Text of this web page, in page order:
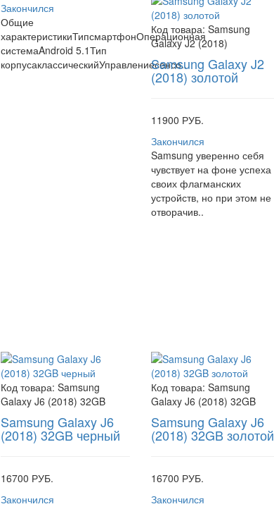
Закончился
Общие
характеристикиТипсмартфонОперационная
системаAndroid 5.1Тип
корпусаклассическийУправлениесенсо..
Код товара: Samsung
Galaxy J2 (2018)
Samsung Galaxy J2
(2018) золотой
11900 РУБ.
Закончился
Samsung уверенно себя
чувствует на фоне успеха
своих флагманских
устройств, но при этом не
отворачив..
Код товара: Samsung
Galaxy J6 (2018) 32GB
Samsung Galaxy J6
(2018) 32GB черный
16700 РУБ.
Закончился
Код товара: Samsung
Galaxy J6 (2018) 32GB
Samsung Galaxy J6
(2018) 32GB золотой
16700 РУБ.
Закончился